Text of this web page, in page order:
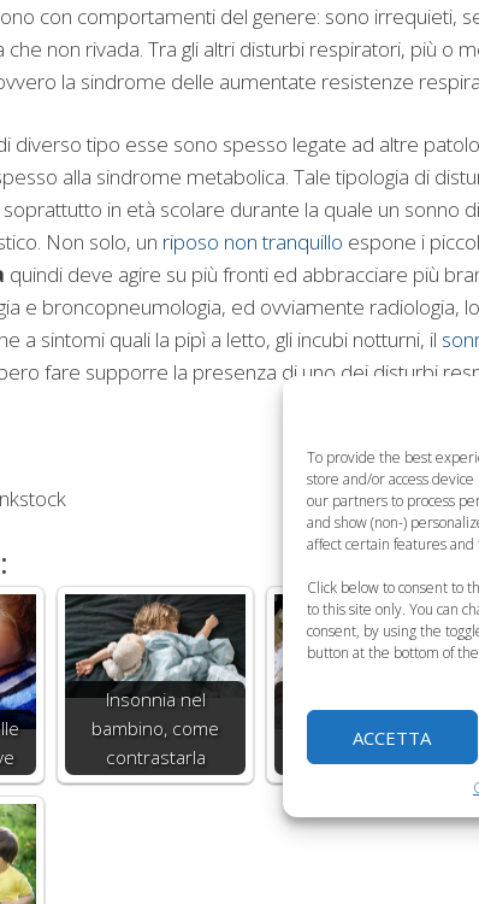
To provide the best
store and/or access
our partners to process
and show (non-)
affect certain features and
Click below to consent to
to this site only. You can
consent, by using the
button at the bottom of
ACCETTA
con comportamenti del genere: sono irrequieti,
che non rivada. Tra gli altri disturbi respiratori, più o
la sindrome delle aumentate resistenze
diverso tipo esse sono spesso legate ad altre
alla sindrome metabolica. Tale tipologia di
in età scolare durante la quale un sonno
Non solo, un riposo non tranquillo espone i
quindi deve agire su più fronti ed abbracciare più
e broncopneumologia, ed ovviamente radiologia,
a sintomi quali la pipì a letto, gli incubi notturni, il
fare supporre la presenza di uno dei disturbi
Insonnia nel
bambino, come
contrastarla
30% non riposa